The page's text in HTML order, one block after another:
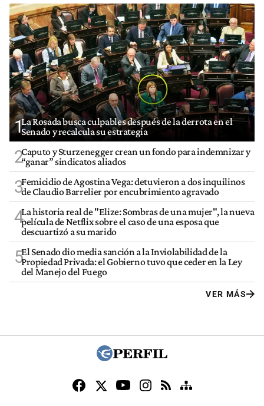
1La Rosada busca culpables después de la derrota en el
Senado y recalcula su estrategia
2Caputo y Sturzenegger crean un fondo para indemnizar y
“ganar” sindicatos aliados
3Femicidio de Agostina Vega: detuvieron a dos inquilinos
de Claudio Barrelier por encubrimiento agravado
4La historia real de "Elize: Sombras de una mujer", la nueva
película de Netflix sobre el caso de una esposa que
descuartizó a su marido
5El Senado dio media sanción a la Inviolabilidad de la
Propiedad Privada: el Gobierno tuvo que ceder en la Ley
del Manejo del Fuego
VER MÁS